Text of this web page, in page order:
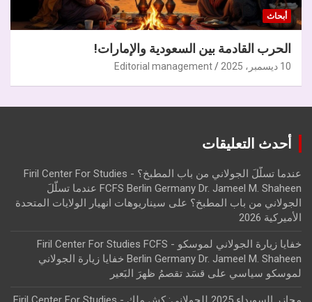
أبحاث
الحرب القادمة بين السعودية والإمارات!
10 ديسمبر، 2025 Editorial management
أحدث التعليقات
عندما تسلّلَ الجولاني من باب المطبخ؟ - Firil Center For Studies
FCFS Berlin Germany Dr. Jameel M. Shaheen عندما تسلّلَ
الجولاني من باب المطبخ؟ على سيناريوهات انهيار الولايات المتحدة
الأميركية 2026
خفايا زيارة الجولاني لموسكو - Firil Center For Studies FCFS
Berlin Germany Dr. Jameel M. Shaheen خفايا زيارة الجولاني
لموسكو سياسي على قسَد تقصمُ ظهرَ البَعير